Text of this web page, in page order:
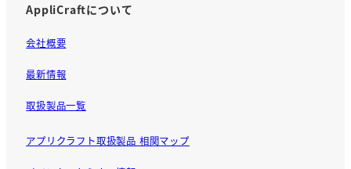
AppliCraftについて
会社概要
最新情報
取扱製品一覧
アプリクラフト取扱製品 相関マップ